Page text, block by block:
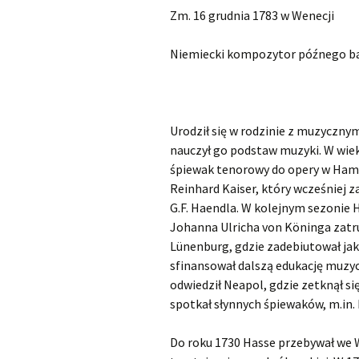
Kapsberger Giovanni
Monteverdi Claudio
Pergolesi Giovanni
Battista
Porpora Nicola Antonio
Purcell Henry
Rameau Jean-Philippe
Scarlatti Alessandro
Pietro Gaspare
Zm. 16 grudnia 1783 w Wenecji
Niemiecki kompozytor późnego
Urodził się w rodzinie z
nauczył go podstaw muzyki. W
śpiewak tenorowy do opery w
Reinhard Kaiser, który wcześniej
G.F. Haendla. W kolejnym sezonie
Johanna Ulricha von Köninga
Lünenburg, gdzie zadebiutował
sfinansował dalszą edukację
odwiedził Neapol, gdzie zetknął
spotkał słynnych śpiewaków,
Do roku 1730 Hasse przebywał